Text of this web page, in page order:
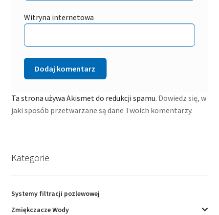
Witryna internetowa
Ta strona używa Akismet do redukcji spamu. Dowiedz się, w
jaki sposób przetwarzane są dane Twoich komentarzy.
Kategorie
Systemy filtracji pozlewowej
Zmiękczacze Wody